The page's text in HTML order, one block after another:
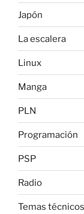
Japón
La escalera
Linux
Manga
PLN
Programación
PSP
Radio
Temas técnicos